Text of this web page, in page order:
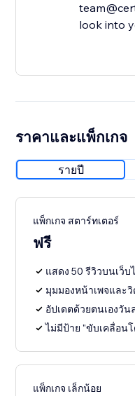
look into
ราคาและแพ็กเกจ
รายปี
แพ็กเกจ สตาร์ทเตอร์
ฟรี
แสดง 50 รีวิวบนเว็
มุมมองหน้าเพจและวิ
อัปเดตด้วยตนเองวัน
ไม่มีป้าย "ขับเคลื่อน
แพ็กเกจ เล็กน้อย